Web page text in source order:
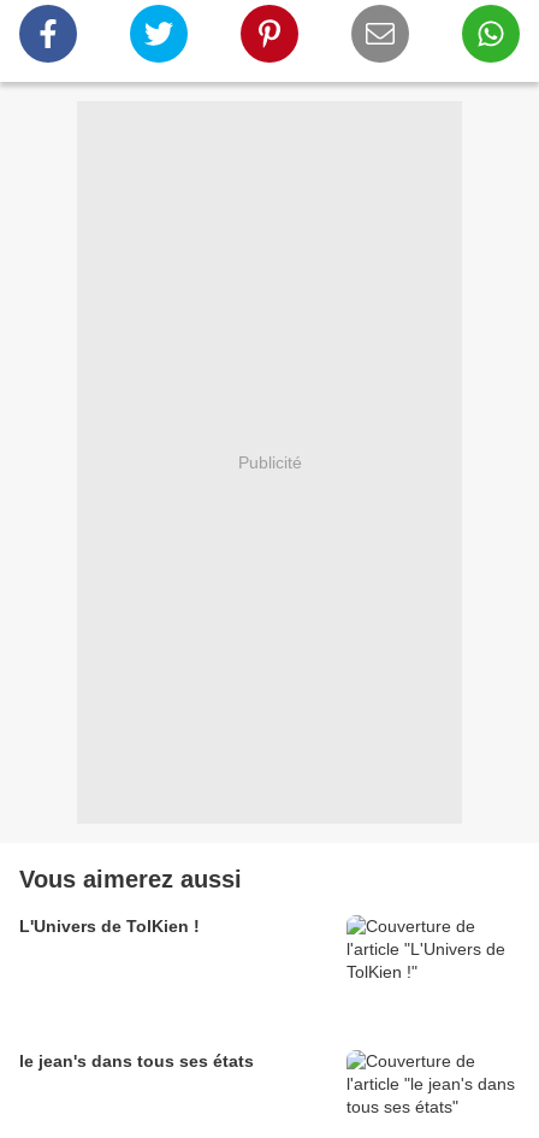
Publicité
Vous aimerez aussi
L'Univers de TolKien !
le jean's dans tous ses états